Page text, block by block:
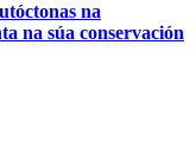
na
na súa conservación